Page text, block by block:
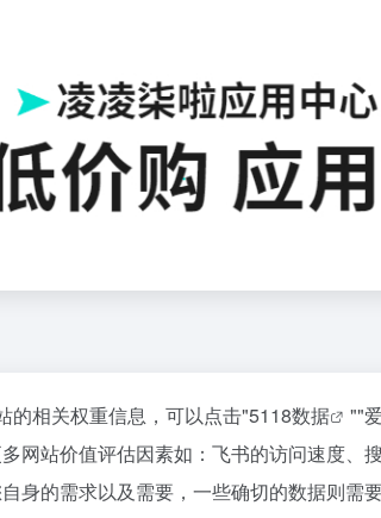
的相关权重信息，可以点击"5118数据 ""
网站价值评估因素如：飞书的访问速度、
身的需求以及需要，一些确切的数据则需